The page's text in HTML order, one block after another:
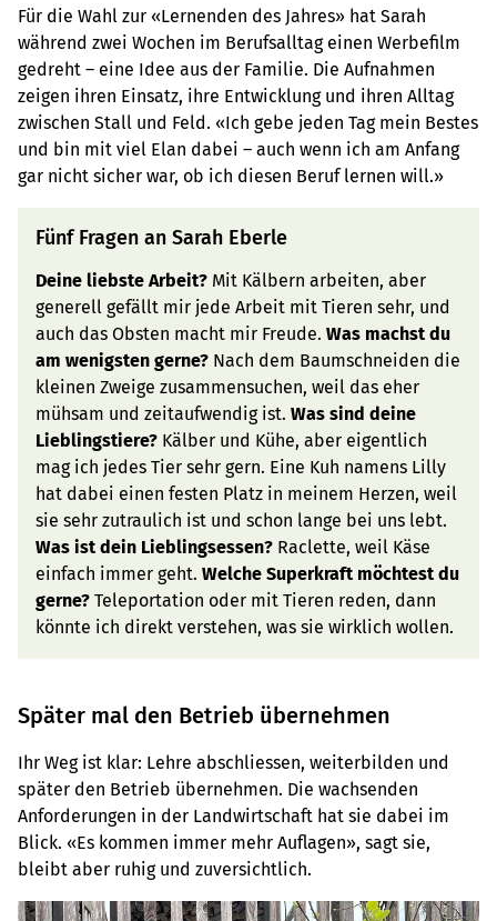
Für die Wahl zur «Lernenden des Jahres» hat Sarah
während zwei Wochen im Berufsalltag einen Werbefilm
gedreht – eine Idee aus der Familie. Die Aufnahmen
zeigen ihren Einsatz, ihre Entwicklung und ihren Alltag
zwischen Stall und Feld. «Ich gebe jeden Tag mein Bestes
und bin mit viel Elan dabei – auch wenn ich am Anfang
gar nicht sicher war, ob ich diesen Beruf lernen will.»
Fünf Fragen an Sarah Eberle
Deine liebste Arbeit? Mit Kälbern arbeiten, aber
generell gefällt mir jede Arbeit mit Tieren sehr, und
auch das Obsten macht mir Freude. Was machst du
am wenigsten gerne? Nach dem Baumschneiden die
kleinen Zweige zusammensuchen, weil das eher
mühsam und zeitaufwendig ist. Was sind deine
Lieblingstiere? Kälber und Kühe, aber eigentlich
mag ich jedes Tier sehr gern. Eine Kuh namens Lilly
hat dabei einen festen Platz in meinem Herzen, weil
sie sehr zutraulich ist und schon lange bei uns lebt.
Was ist dein Lieblingsessen? Raclette, weil Käse
einfach immer geht. Welche Superkraft möchtest du
gerne? Teleportation oder mit Tieren reden, dann
könnte ich direkt verstehen, was sie wirklich wollen.
Später mal den Betrieb übernehmen
Ihr Weg ist klar: Lehre abschliessen, weiterbilden und
später den Betrieb übernehmen. Die wachsenden
Anforderungen in der Landwirtschaft hat sie dabei im
Blick. «Es kommen immer mehr Auflagen», sagt sie,
bleibt aber ruhig und zuversichtlich.